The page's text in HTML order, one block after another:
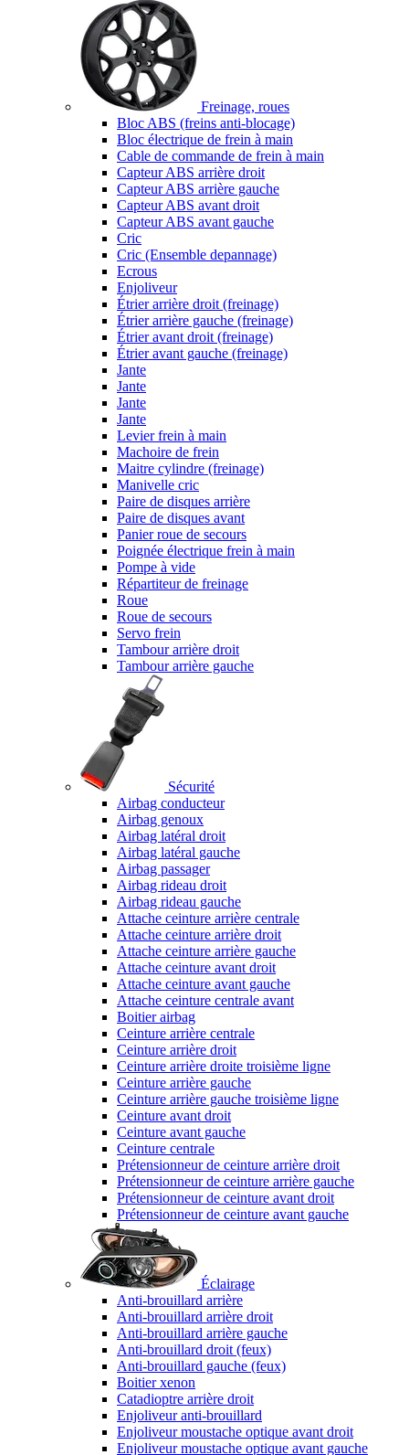
Freinage, roues
Bloc ABS (freins anti-blocage)
Bloc électrique de frein à main
Cable de commande de frein à main
Capteur ABS arrière droit
Capteur ABS arrière gauche
Capteur ABS avant droit
Capteur ABS avant gauche
Cric
Cric (Ensemble depannage)
Ecrous
Enjoliveur
Étrier arrière droit (freinage)
Étrier arrière gauche (freinage)
Étrier avant droit (freinage)
Étrier avant gauche (freinage)
Jante
Jante
Jante
Jante
Levier frein à main
Machoire de frein
Maitre cylindre (freinage)
Manivelle cric
Paire de disques arrière
Paire de disques avant
Panier roue de secours
Poignée électrique frein à main
Pompe à vide
Répartiteur de freinage
Roue
Roue de secours
Servo frein
Tambour arrière droit
Tambour arrière gauche
Sécurité
Airbag conducteur
Airbag genoux
Airbag latéral droit
Airbag latéral gauche
Airbag passager
Airbag rideau droit
Airbag rideau gauche
Attache ceinture arrière centrale
Attache ceinture arrière droit
Attache ceinture arrière gauche
Attache ceinture avant droit
Attache ceinture avant gauche
Attache ceinture centrale avant
Boitier airbag
Ceinture arrière centrale
Ceinture arrière droit
Ceinture arrière droite troisième ligne
Ceinture arrière gauche
Ceinture arrière gauche troisième ligne
Ceinture avant droit
Ceinture avant gauche
Ceinture centrale
Prétensionneur de ceinture arrière droit
Prétensionneur de ceinture arrière gauche
Prétensionneur de ceinture avant droit
Prétensionneur de ceinture avant gauche
Éclairage
Anti-brouillard arrière
Anti-brouillard arrière droit
Anti-brouillard arrière gauche
Anti-brouillard droit (feux)
Anti-brouillard gauche (feux)
Boitier xenon
Catadioptre arrière droit
Enjoliveur anti-brouillard
Enjoliveur moustache optique avant droit
Enjoliveur moustache optique avant gauche